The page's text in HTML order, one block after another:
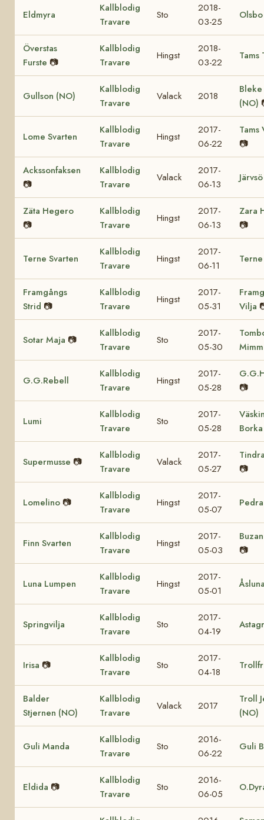
Eldmyra
Kallblodig
Travare
Sto
2018-
03-25
Överstas
Furste 📷
Kallblodig
Travare
Hingst
2018-
03-22
Tams
Gullson (NO)
Kallblodig
Travare
Valack 2018
(NO)
Lome Svarten
Kallblodig
Travare
Hingst
2017-
06-22
Tams
📷
Ackssonfaksen
📷
Kallblodig
Travare
Valack
2017-
06-13
Zäta Hegero
📷
Kallblodig
Travare
Hingst
2017-
06-13
Zara
📷
Terne Svarten
Kallblodig
Travare
Hingst
2017-
06-11
Framgångs
Strid 📷
Kallblodig
Travare
Hingst
2017-
05-31
Vilja
Sotar Maja 📷
Kallblodig
Travare
Sto
2017-
05-30
G.G.Rebell
Kallblodig
Travare
Hingst
2017-
05-28
📷
Lumi
Kallblodig
Travare
Sto
2017-
05-28
Borka
Supermusse 📷
Kallblodig
Travare
Valack
2017-
05-27
📷
Lomelino 📷
Kallblodig
Travare
Hingst
2017-
05-07
Pedra
Finn Svarten
Kallblodig
Travare
Hingst
2017-
05-03
📷
Luna Lumpen
Kallblodig
Travare
Hingst
2017-
05-01
Springvilja
Kallblodig
Travare
Sto
2017-
04-19
Irisa 📷
Kallblodig
Travare
Sto
2017-
04-18
Balder
Stjernen (NO)
Kallblodig
Travare
Valack 2017
Troll
(NO)
Guli Manda
Kallblodig
Travare
Sto
2016-
06-22
Guli
Eldida 📷
Kallblodig
Travare
Sto
2016-
06-05